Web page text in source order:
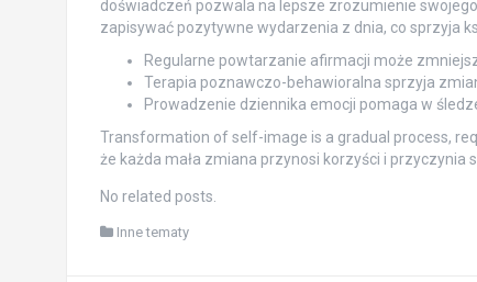
doświadczeń pozwala na lepsze zrozumienie
zapisywać pozytywne wydarzenia z dnia, co sprzyja
Regularne powtarzanie afirmacji może
Terapia poznawczo-behawioralna sprzyja
Prowadzenie dziennika emocji pomaga w
Transformation of self-image is a gradual process,
że każda mała zmiana przynosi korzyści i przyczynia
No related posts.
Inne tematy